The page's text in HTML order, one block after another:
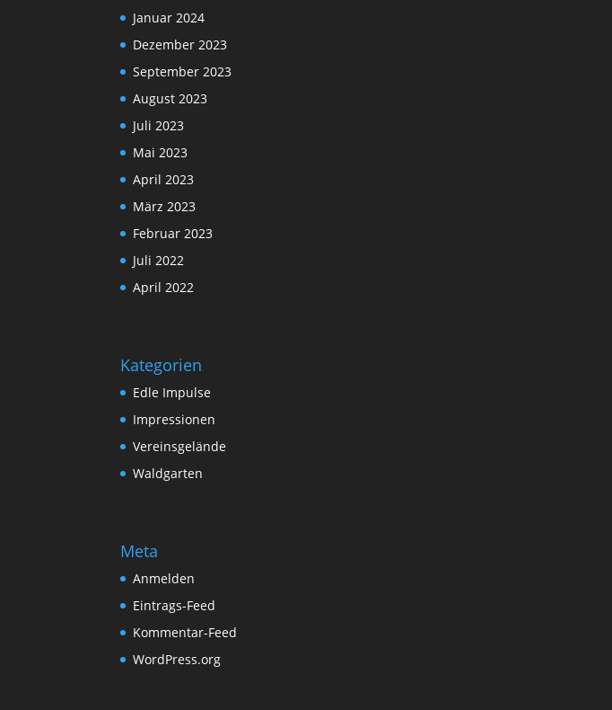
Januar 2024
Dezember 2023
September 2023
August 2023
Juli 2023
Mai 2023
April 2023
März 2023
Februar 2023
Juli 2022
April 2022
Kategorien
Edle Impulse
Impressionen
Vereinsgelände
Waldgarten
Meta
Anmelden
Eintrags-Feed
Kommentar-Feed
WordPress.org